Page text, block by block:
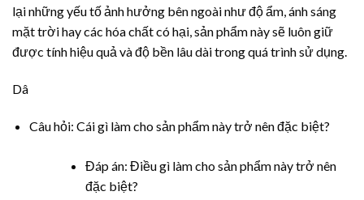
lại những yếu tố ảnh hưởng bên ngoài như độ ẩm, ánh sáng
mặt trời hay các hóa chất có hại, sản phẩm này sẽ luôn giữ
được tính hiệu quả và độ bền lâu dài trong quá trình sử dụng.
Dâ
Câu hỏi: Cái gì làm cho sản phẩm này trở nên đặc biệt?
Đáp án: Điều gì làm cho sản phẩm này trở nên
đặc biệt?